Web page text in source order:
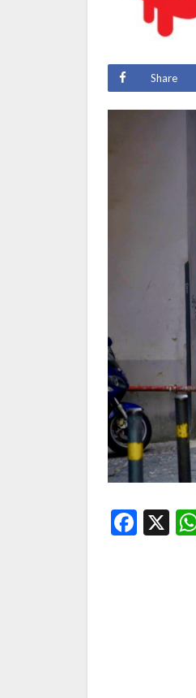
Share
X